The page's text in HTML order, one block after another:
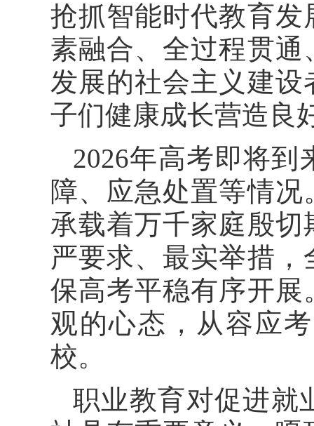
抢抓智能时代教育
素融合、全过程贯
发展的社会主义建
子们健康成长营造良
2026年高考即将
障、应急处置等情
承载着万千家庭殷
严要求、最实举措
保高考平稳有序开
观的心态，从容应
校。
职业教育对促进就